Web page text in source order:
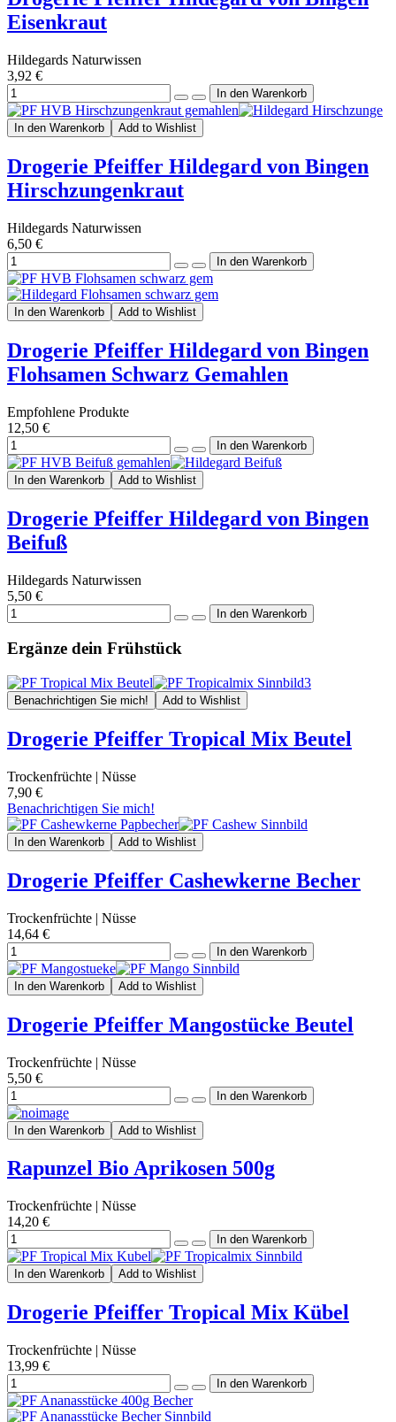
Eisenkraut
Hildegards Naturwissen
3,92 €
In den Warenkorb Add to Wishlist
Drogerie Pfeiffer Hildegard von Bingen
Hirschzungenkraut
Hildegards Naturwissen
6,50 €
In den Warenkorb Add to Wishlist
Drogerie Pfeiffer Hildegard von Bingen
Flohsamen Schwarz Gemahlen
Empfohlene Produkte
12,50 €
In den Warenkorb Add to Wishlist
Drogerie Pfeiffer Hildegard von Bingen
Beifuß
Hildegards Naturwissen
5,50 €
Ergänze dein Frühstück
Benachrichtigen Sie mich! Add to Wishlist
Drogerie Pfeiffer Tropical Mix Beutel
Trockenfrüchte | Nüsse
7,90 €
Benachrichtigen Sie mich!
In den Warenkorb Add to Wishlist
Drogerie Pfeiffer Cashewkerne Becher
Trockenfrüchte | Nüsse
14,64 €
In den Warenkorb Add to Wishlist
Drogerie Pfeiffer Mangostücke Beutel
Trockenfrüchte | Nüsse
5,50 €
In den Warenkorb Add to Wishlist
Rapunzel Bio Aprikosen 500g
Trockenfrüchte | Nüsse
14,20 €
In den Warenkorb Add to Wishlist
Drogerie Pfeiffer Tropical Mix Kübel
Trockenfrüchte | Nüsse
13,99 €